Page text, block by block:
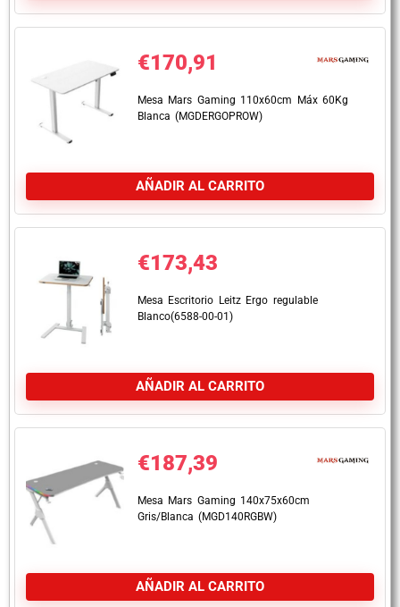
€170,91
Mesa Mars Gaming 110x60cm Máx 60Kg
Blanca (MGDERGOPROW)
AÑADIR AL CARRITO
€173,43
Mesa Escritorio Leitz Ergo regulable
Blanco(6588-00-01)
AÑADIR AL CARRITO
€187,39
Mesa Mars Gaming 140x75x60cm
Gris/Blanca (MGD140RGBW)
AÑADIR AL CARRITO